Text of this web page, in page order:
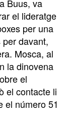
Buus, va
el lideratge
per una
davant,
Mosca, al
la dinovena
el
el contacte li
el número 51